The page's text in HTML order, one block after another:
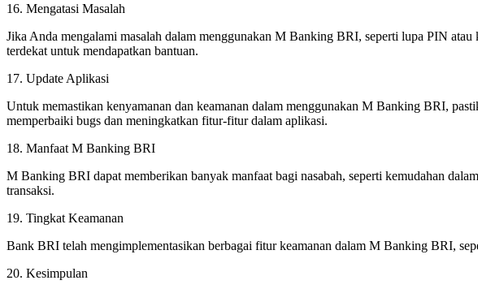
16. Mengatasi Masalah
Jika Anda mengalami masalah dalam menggunakan M Banking BRI, seperti lupa PIN
terdekat untuk mendapatkan bantuan.
17. Update Aplikasi
Untuk memastikan kenyamanan dan keamanan dalam menggunakan M Banking BRI,
memperbaiki bugs dan meningkatkan fitur-fitur dalam aplikasi.
18. Manfaat M Banking BRI
M Banking BRI dapat memberikan banyak manfaat bagi nasabah, seperti kemudahan
transaksi.
19. Tingkat Keamanan
Bank BRI telah mengimplementasikan berbagai fitur keamanan dalam M Banking BRI,
20. Kesimpulan